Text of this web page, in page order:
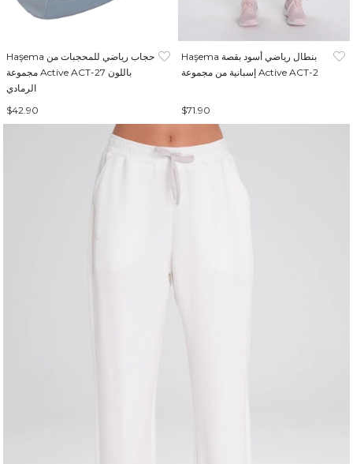
Haşema حجاب رياضي للمحجبات من
مجموعة Active ACT-27 باللون
الرمادي
$42.90
Haşema بنطال رياضي أسود بقصة
إسبانية من مجموعة Active ACT-2
$71.90